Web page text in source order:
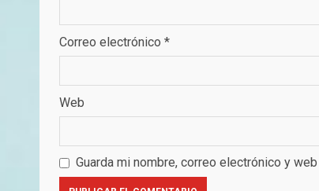
Correo electrónico *
Web
Guarda mi nombre, correo electrónico y